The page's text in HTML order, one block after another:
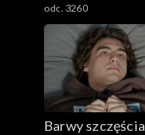
odc. 3260
Barwy szczęścia